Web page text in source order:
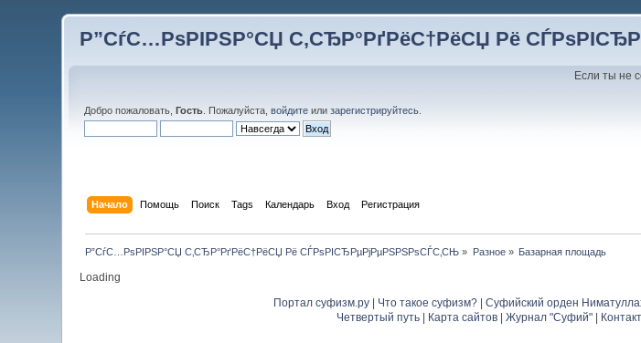
Р”СѓС…РѕРІРЅР°СЏ С‚СЂР°РґРёС†РёСЏ Рё
Если ты не
Добро пожаловать,Гость . Пожалуйста,войдите илизарегистрируйтесь
Начало Помощь Поиск Tags Календарь Вход Регистрация
Р”СѓС…РѕРІРЅР°СЏ С‚СЂР°РґРёС†РёСЏ Рё СЃРѕРІСЂРµРјРµРЅРЅРѕСЃС‚СЊ » Разное» Базарная площадь
Loading
Портал суфизм.ру Что такое суфизм? Суфийский орден
Четвертый путь| Карта сайтов| Журнал "Суфий"|